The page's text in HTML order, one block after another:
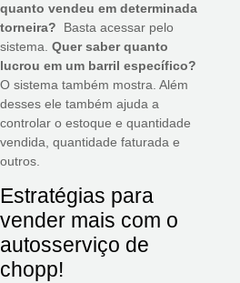
quanto vendeu em determinada
torneira? Basta acessar pelo
sistema. Quer saber quanto
lucrou em um barril específico?
O sistema também mostra. Além
desses ele também ajuda a
controlar o estoque e quantidade
vendida, quantidade faturada e
outros.
Estratégias para
vender mais com o
autosserviço de
chopp!